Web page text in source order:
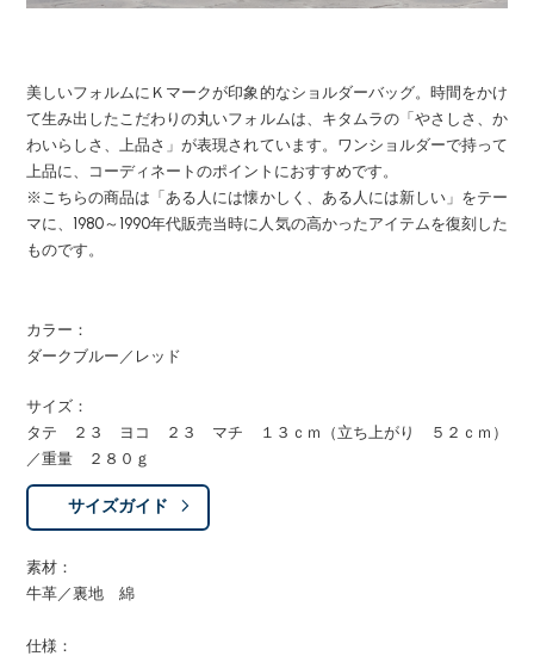
美しいフォルムにＫマークが印象的なショルダーバッグ。時間をかけ
て生み出したこだわりの丸いフォルムは、キタムラの「やさしさ、か
わいらしさ、上品さ」が表現されています。ワンショルダーで持って
上品に、コーディネートのポイントにおすすめです。
※こちらの商品は「ある人には懐かしく、ある人には新しい」をテー
マに、1980～1990年代販売当時に人気の高かったアイテムを復刻した
ものです。
カラー：
ダークブルー／レッド
サイズ：
タテ ２３ ヨコ ２３ マチ １３ｃｍ（立ち上がり ５２ｃｍ）
／重量 ２８０ｇ
サイズガイド
素材：
牛革／裏地 綿
仕様：